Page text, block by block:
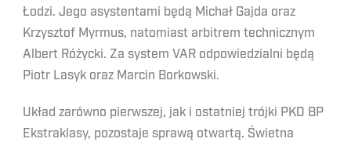
Łodzi. Jego asystentami będą Michał Gajda oraz
Krzysztof Myrmus, natomiast arbitrem technicznym
Albert Różycki. Za system VAR odpowiedzialni będą
Piotr Lasyk oraz Marcin Borkowski.
Układ zarówno pierwszej, jak i ostatniej trójki PKO BP
Ekstraklasy, pozostaje sprawą otwartą. Świetna